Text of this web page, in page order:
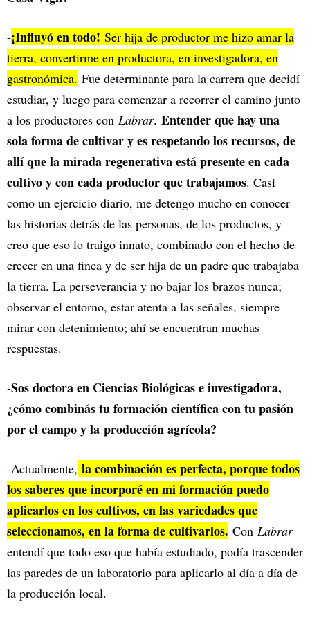
-¡Influyó en todo! Ser hija de productor me hizo amar la
tierra, convertirme en productora, en investigadora, en
gastronómica. Fue determinante para la carrera que decidí
estudiar, y luego para comenzar a recorrer el camino junto
a los productores con Labrar. Entender que hay una
sola forma de cultivar y es respetando los recursos, de
allí que la mirada regenerativa está presente en cada
cultivo y con cada productor que trabajamos. Casi
como un ejercicio diario, me detengo mucho en conocer
las historias detrás de las personas, de los productos, y
creo que eso lo traigo innato, combinado con el hecho de
crecer en una finca y de ser hija de un padre que trabajaba
la tierra. La perseverancia y no bajar los brazos nunca;
observar el entorno, estar atenta a las señales, siempre
mirar con detenimiento; ahí se encuentran muchas
respuestas.
-Sos doctora en Ciencias Biológicas e investigadora,
¿cómo combinás tu formación científica con tu pasión
por el campo y la producción agrícola?
-Actualmente, la combinación es perfecta, porque todos
los saberes que incorporé en mi formación puedo
aplicarlos en los cultivos, en las variedades que
seleccionamos, en la forma de cultivarlos. Con Labrar
entendí que todo eso que había estudiado, podía trascender
las paredes de un laboratorio para aplicarlo al día a día de
la producción local.